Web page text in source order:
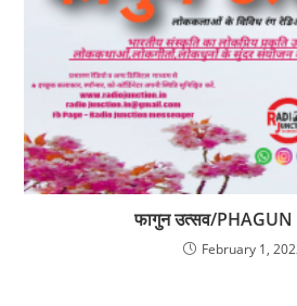
फागुन उत्सव/PHAGUN
February 1,